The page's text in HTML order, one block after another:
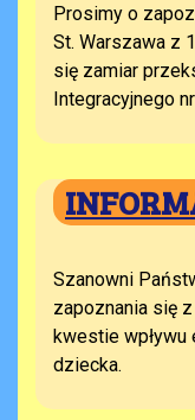
Prosimy o
St. Warszawa z
się zamiar
Integracyjnego
Szanowni
zapoznania się
kwestie wpływu
dziecka.